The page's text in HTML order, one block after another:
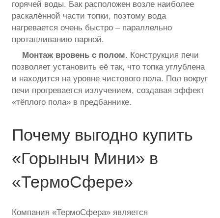
горячей воды. Бак расположен возле наиболее
раскалённой части топки, поэтому вода
нагревается очень быстро – параллельно
протапливанию парной.
Монтаж вровень с полом. Конструкция печи
позволяет установить её так, что топка углублена
и находится на уровне чистового пола. Пол вокруг
печи прогревается излучением, создавая эффект
«тёплого пола» в предбаннике.
Почему выгодно купить
«Горыныч Мини» в
«ТермоСфере»
Компания «ТермоСфера» является